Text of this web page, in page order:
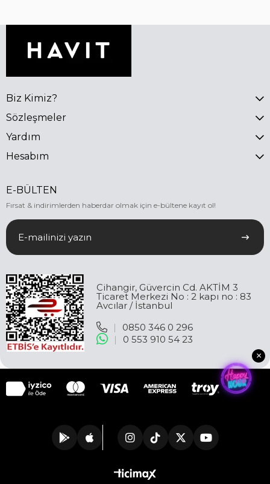
×
Biz Kimiz?
Sözleşmeler
Yardım
Hesabım
E-BÜLTEN
Fırsat & indirimlerden haberdar olmak için e-bültene kayıt ol!
Cihangir, Güvercin Cd. AKTİM 3
Ticaret Merkezi No : 2 kapı no : 83
Avcılar / İstanbul
|
0850 346 0 296
|
0 553 910 54 23